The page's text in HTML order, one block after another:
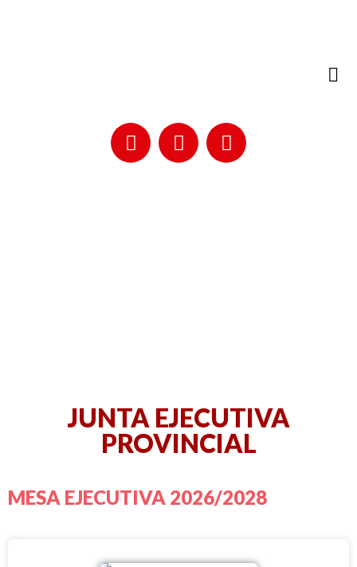
JUNTA EJECUTIVA
PROVINCIAL
MESA EJECUTIVA 2026/2028